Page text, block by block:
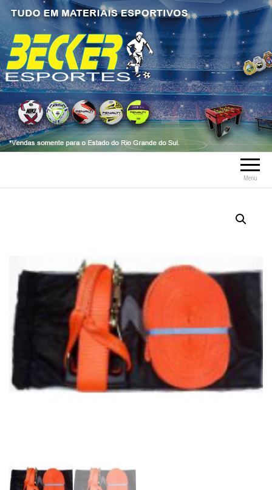
Becker Esportes
Tudo em Material Esportivo tais como
bolas, meia, troféus, chuteiras, tênis, tênis
futsal, material esportivo, caneleiras,
tornozeleiras, fardamentos.
Menu